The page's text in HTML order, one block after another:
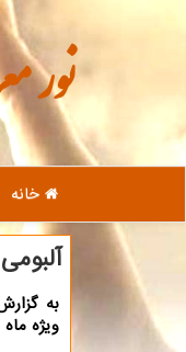
خانه
به
ویژه